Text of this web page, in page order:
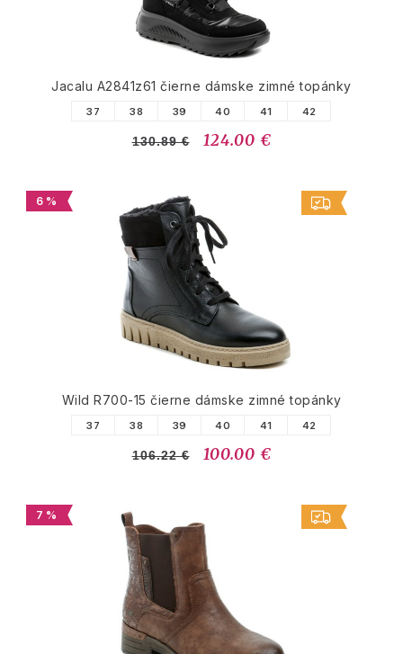
Jacalu A2841z61 čierne dámske zimné topánky
37 38 39 40 41 42
130.89 € 124.00 €
6 %
Wild R700-15 čierne dámske zimné topánky
37 38 39 40 41 42
106.22 € 100.00 €
7 %